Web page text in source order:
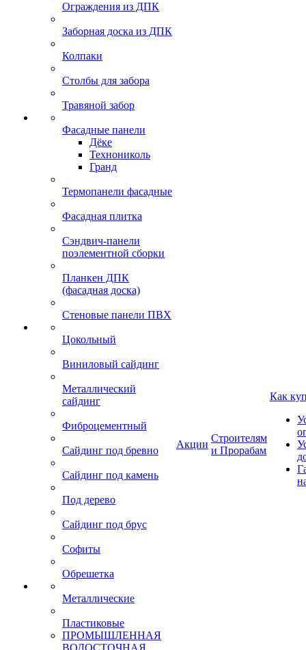
Ограждения из ДПК
Заборная доска из ДПК
Колпаки
Столбы для забора
Травяной забор
Фасадные панели
Дёке
Технониколь
Гранд
Термопанели фасадные
Фасадная плитка
Сэндвич-панели
поэлементной сборки
Планкен ДПК
(фасадная доска)
Стеновые панели ПВХ
Цокольный
Виниловый сайдинг
Металлический
сайдинг
Фиброцементный
Сайдинг под бревно
Сайдинг под камень
Под дерево
Сайдинг под брус
Софиты
Обрешетка
Металлические
Пластиковые
ПРОМЫШЛЕННАЯ
ВОДОСТОЧНАЯ
Акции
Строителям
и Прорабам
Как